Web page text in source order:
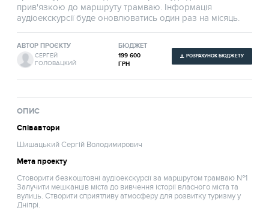
прив'язкою до маршруту трамваю. Інформація
аудіоекскурсії буде оновлюватись один раз на місяць.
АВТОР ПРОЄКТУ
СЕРГЕЙ
ГОЛОВАЦКИЙ
БЮДЖЕТ
199 600
ГРН
РОЗРАХУНОК БЮДЖЕТУ
ОПИС
Співавтори
Шишацький Сергій Володимирович
Мета проекту
Стоворити безкоштовні аудіоекскурсії за маршрутом трамваю №1
Залучити мешканців міста до вивчення історії власного міста та
вулиць. Створити сприятливу атмосферу для розвитку туризму у
Дніпрі.